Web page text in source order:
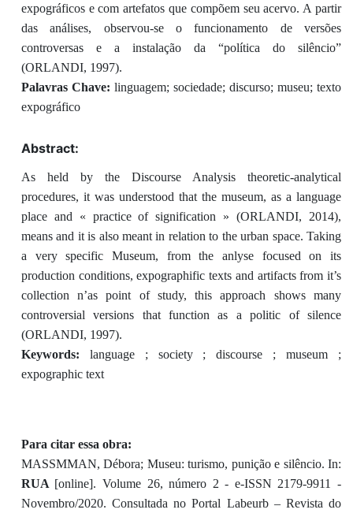
expográficos e com artefatos que compõem seu acervo. A partir
das análises, observou-se o funcionamento de versões
controversas e a instalação da “política do silêncio”
(ORLANDI, 1997).
Palavras Chave: linguagem; sociedade; discurso; museu; texto
expográfico
Abstract:
As held by the Discourse Analysis theoretic-analytical
procedures, it was understood that the museum, as a language
place and « practice of signification » (ORLANDI, 2014),
means and it is also meant in relation to the urban space. Taking
a very specific Museum, from the anlyse focused on its
production conditions, expographific texts and artifacts from it’s
collection n’as point of study, this approach shows many
controversial versions that function as a politic of silence
(ORLANDI, 1997).
Keywords: language ; society ; discourse ; museum ;
expographic text
Para citar essa obra:
MASSMMAN, Débora; Museu: turismo, punição e silêncio. In:
RUA [online]. Volume 26, número 2 - e-ISSN 2179-9911 -
Novembro/2020. Consultada no Portal Labeurb – Revista do